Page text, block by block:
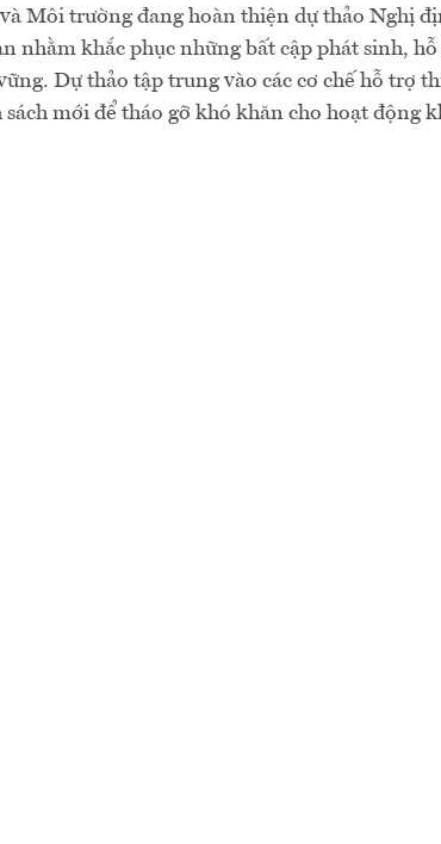
Môi trường đang hoàn thiện dự thảo Nghị
nhằm khắc phục những bất cập phát sinh,
Dự thảo tập trung vào các cơ chế hỗ trợ
mới để tháo gỡ khó khăn cho hoạt động